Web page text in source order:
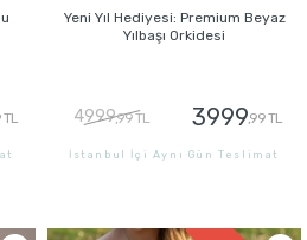
TL
Yeni Yıl Hediyesi: Premium Beyaz
Yılbaşı Orkidesi
4999,99 TL 3999,99 TL
İstanbul İçi Aynı Gün Teslimat